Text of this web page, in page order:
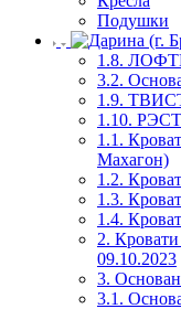
Подушки
1.8.
3.2.
1.9.
1.10. РЭСТ
1.1.
Махагон)
1.2.
1.3.
1.4.
2.
09.10.2023
3.
3.1.